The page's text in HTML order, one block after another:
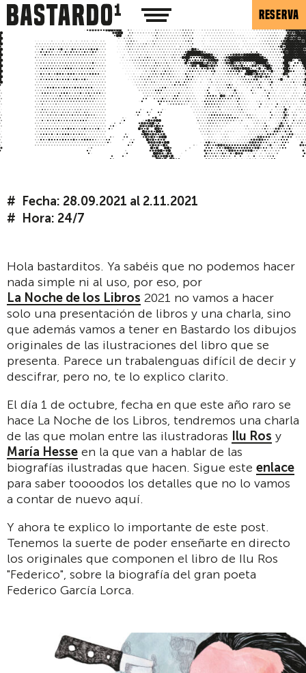
RESERVA
Fecha: 28.09.2021 al 2.11.2021
Hora: 24/7
Hola bastarditos. Ya sabéis que no podemos hacer
nada simple ni al uso, por eso, por
La Noche de los Libros 2021 no vamos a hacer
solo una presentación de libros y una charla, sino
que además vamos a tener en Bastardo los dibujos
originales de las ilustraciones del libro que se
presenta. Parece un trabalenguas difícil de decir y
descifrar, pero no, te lo explico clarito.
El día 1 de octubre, fecha en que este año raro se
hace La Noche de los Libros, tendremos una charla
de las que molan entre las ilustradoras Ilu Ros y
María Hesse en la que van a hablar de las
biografías ilustradas que hacen. Sigue este enlace
para saber toooodos los detalles que no lo vamos
a contar de nuevo aquí.
Y ahora te explico lo importante de este post.
Tenemos la suerte de poder enseñarte en directo
los originales que componen el libro de Ilu Ros
"Federico", sobre la biografía del gran poeta
Federico García Lorca.